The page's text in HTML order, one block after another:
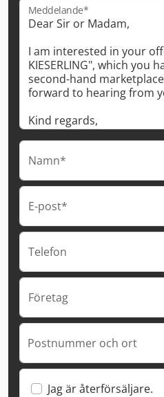
Meddelande*
Namn*
E-post*
Telefon
Företag
Postnummer och ort
Jag är återförsäljare.